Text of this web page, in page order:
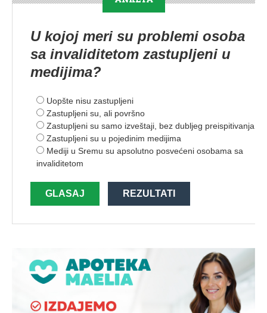
U kojoj meri su problemi osoba
sa invaliditetom zastupljeni u
medijima?
Uopšte nisu zastupljeni
Zastupljeni su, ali površno
Zastupljeni su samo izveštaji, bez dubljeg preispitivanja
Zastupljeni su u pojedinim medijima
Mediji u Sremu su apsolutno posvećeni osobama sa
invaliditetom
GLASAJ REZULTATI